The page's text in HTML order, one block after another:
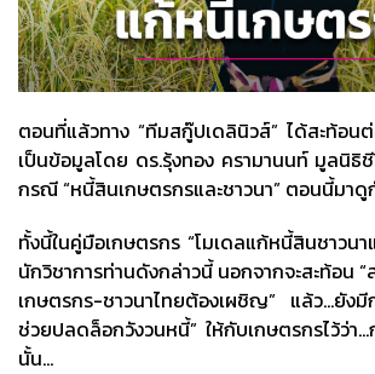
ตอนที่แล้วทาง “ทีมสกู๊ปเดลินิวส์” ได้สะท้อน
เป็นข้อมูลโดย ดร.รุ้งทอง ครามานนท์ มูลนิธิ
กรณี “หนี้สินเกษตรกรและชาวนา” ตอนนี้มา
ทั้งนี้ในคู่มือเกษตรกร “โมเดลแก้หนี้สินชาวน
นักวิชาการท่านดังกล่าวนี้ นอกจากจะสะท้อน
เกษตรกร-ชาวนาไทยต้องเผชิญ” แล้ว…ยังมี
ช่วยปลดล็อกวังวนหนี้” ให้กับเกษตรกรไว้ว่า
นั้น...